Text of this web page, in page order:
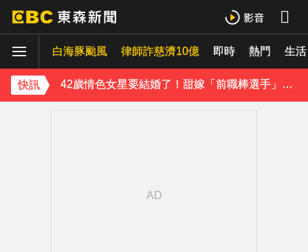
白海豚颱風 律師詐慈濟10億 即時 熱門 生活
快訊
下載東森App，隨時掌握天下大小事！
42歲情色女星要結婚了！甜嫁「前職棒選手」浪漫告白：迅速奪走我的心